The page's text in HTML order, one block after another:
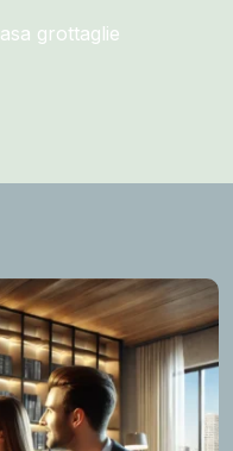
grottaglie